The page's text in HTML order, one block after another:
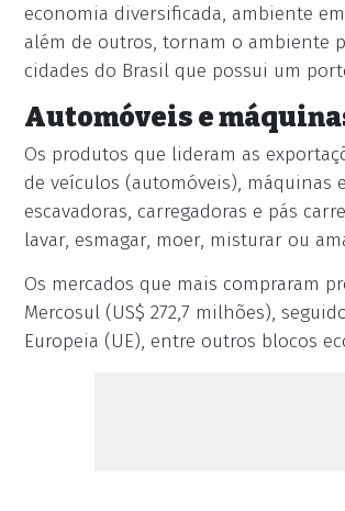
economia diversificada, ambiente
além de outros, tornam o ambiente
cidades do Brasil que possui um
Automóveis e
Os produtos que lideram as
de veículos (automóveis), máquinas
escavadoras, carregadoras e pás
lavar, esmagar, moer, misturar ou
Os mercados que mais compraram
Mercosul (US$ 272,7 milhões),
Europeia (UE), entre outros blocos